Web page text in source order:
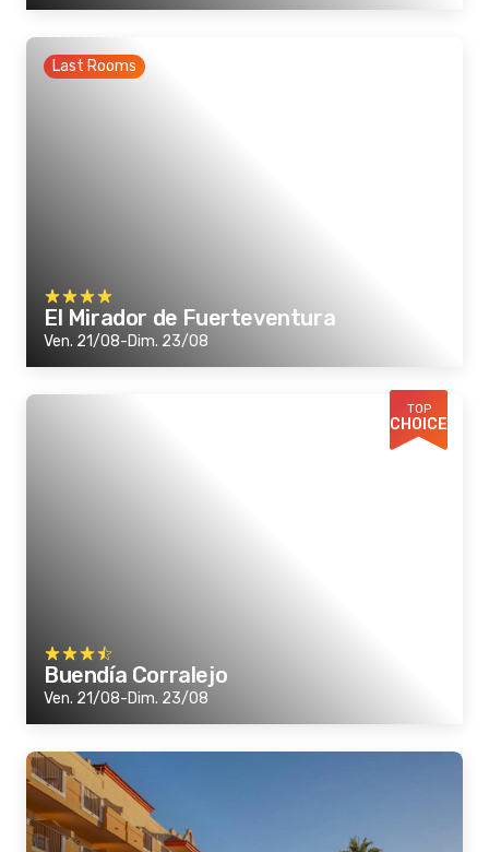
Last Rooms
El Mirador de Fuerteventura
Ven. 21/08-Dim. 23/08
TOP
CHOICE
Buendía Corralejo
Ven. 21/08-Dim. 23/08